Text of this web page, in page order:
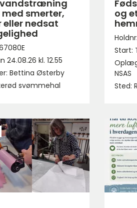
smerter,
eller nedsat
24.08.26 kl. 12.55
Bettina Østerby
svømmehal
og
Start:
NSAS
Sted: